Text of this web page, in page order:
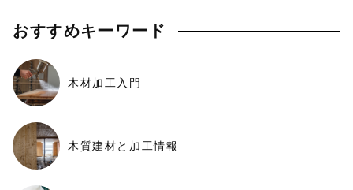
おすすめキーワード
木材加工入門
木質建材と加工情報